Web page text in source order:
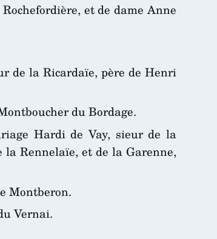
et de dame Anne
de la Ricardaïe, père de Henri
du Bordage.
Hardi de Vay, sieur de la
la Rennelaïe, et de la Garenne,
Montberon.
Vernai.